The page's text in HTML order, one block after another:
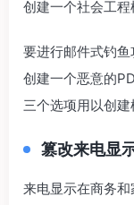
创建一个社会工程
要进行邮件式钓
创建一个恶意的
三个选项用以创建
篡改来电显
来电显示在商务